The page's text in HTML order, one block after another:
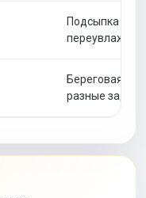
Подсыпка не
Береговая
разные задачи